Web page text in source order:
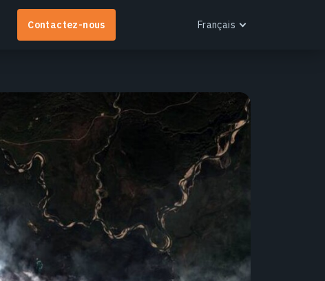
EOS RayVision
Obtenez des rapports analytiques personnalisés
avec des visualisations avancées pour tout secteur.
En savoir plus
Contactez-nous Français
Português
Français
Українська
Русский